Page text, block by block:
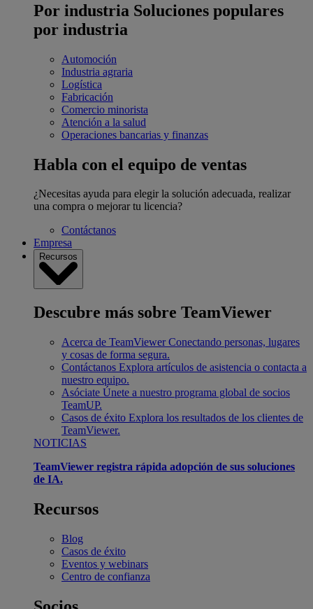
Por industria Soluciones populares
por industria
Automoción
Industria agraria
Logística
Fabricación
Comercio minorista
Atención a la salud
Operaciones bancarias y finanzas
Habla con el equipo de ventas
¿Necesitas ayuda para elegir la solución adecuada, realizar
una compra o mejorar tu licencia?
Contáctanos
Empresa
Recursos
Descubre más sobre TeamViewer
Acerca de TeamViewer Conectando personas, lugares
y cosas de forma segura.
Contáctanos Explora artículos de asistencia o contacta a
nuestro equipo.
Asóciate Únete a nuestro programa global de socios
TeamUP.
Casos de éxito Explora los resultados de los clientes de
TeamViewer.
NOTICIAS
TeamViewer registra rápida adopción de sus soluciones
de IA.
Recursos
Blog
Casos de éxito
Eventos y webinars
Centro de confianza